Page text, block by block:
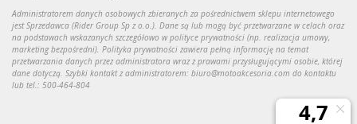
Administratorem danych osobowych zbieranych za pośrednictwem sklepu internetowego
jest Sprzedawca (Rider Group Sp z o.o.). Dane są lub mogą być przetwarzane w celach oraz
na podstawach wskazanych szczegółowo w polityce prywatności (np. realizacja umowy,
marketing bezpośredni). Polityka prywatności zawiera pełną informację na temat
przetwarzania danych przez administratora wraz z prawami przysługującymi osobie, której
dane dotyczą. Szybki kontakt z administratorem: biuro@motoakcesoria.com do kontaktu
lub tel.: 500-464-804